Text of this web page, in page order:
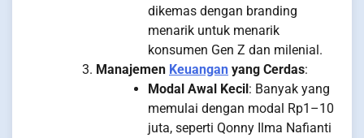
dikemas dengan branding
menarik untuk menarik
konsumen Gen Z dan milenial.
Manajemen Keuangan yang Cerdas:
Modal Awal Kecil: Banyak yang
memulai dengan modal Rp1–10
juta, seperti Qonny Ilma Nafianti